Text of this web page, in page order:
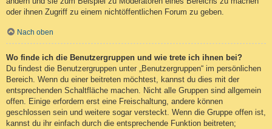
oder ihnen Zugriff zu einem nichtöffentlichen Forum zu geben.
Nach oben
Wo finde ich die Benutzergruppen und wie trete ich ihnen bei?
Du findest die Benutzergruppen unter „Benutzergruppen“ im persönlichen
Bereich. Wenn du einer beitreten möchtest, kannst du dies mit der
entsprechenden Schaltfläche machen. Nicht alle Gruppen sind allgemein
offen. Einige erfordern erst eine Freischaltung, andere können
geschlossen sein und weitere sogar versteckt. Wenn die Gruppe offen ist,
kannst du ihr einfach durch die entsprechende Funktion beitreten;